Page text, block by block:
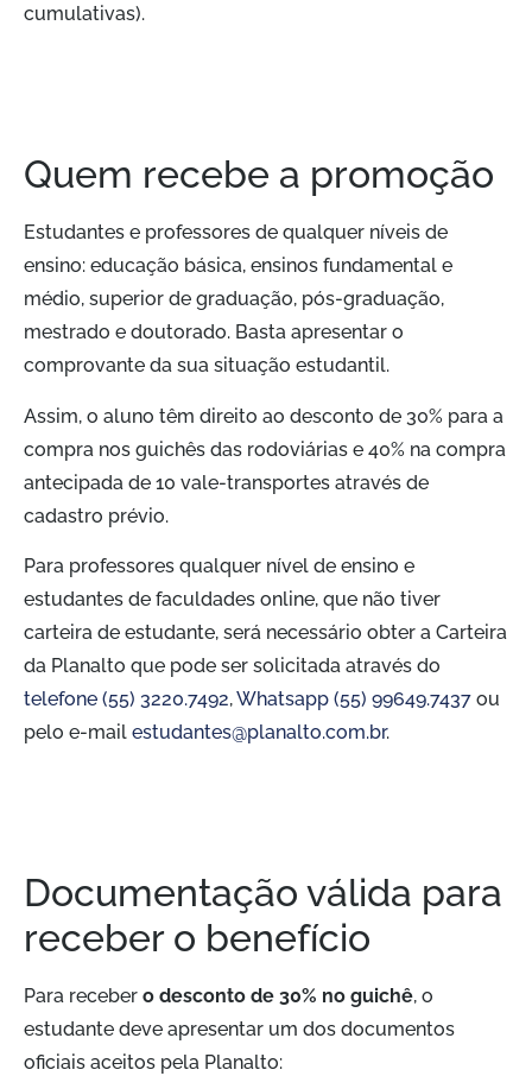
cumulativas).
Quem recebe a promoção
Estudantes e professores de qualquer níveis de
ensino: educação básica, ensinos fundamental e
médio, superior de graduação, pós-graduação,
mestrado e doutorado. Basta apresentar o
comprovante da sua situação estudantil.
Assim, o aluno têm direito ao desconto de 30% para a
compra nos guichês das rodoviárias e 40% na compra
antecipada de 10 vale-transportes através de
cadastro prévio.
Para professores qualquer nível de ensino e
estudantes de faculdades online, que não tiver
carteira de estudante, será necessário obter a Carteira
da Planalto que pode ser solicitada através do
telefone (55) 3220.7492,Whatsapp (55) 99649.7437 ou
pelo e-mail estudantes@planalto.com.br.
Documentação válida para
receber o benefício
Para receber o desconto de 30% no guichê, o
estudante deve apresentar um dos documentos
oficiais aceitos pela Planalto: